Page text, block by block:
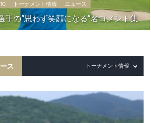
トーナメント情報 ニュース
手の“思わず笑顔になる”名コメント集
ス トーナメント情報